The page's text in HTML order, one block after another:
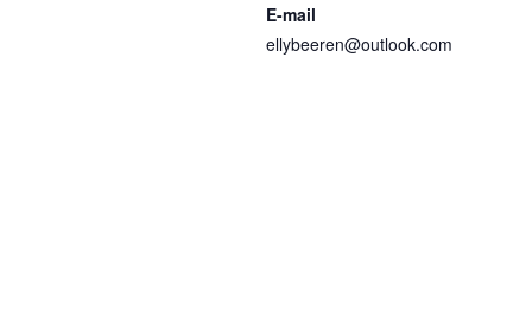
E-mail
ellybeeren@outlook.com